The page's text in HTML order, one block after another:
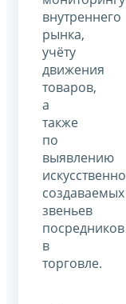
внутреннего
рынка,
учёту
движения
товаров,
а
также
по
выявлению
искусственно
создаваемых
звеньев
посредников
в
торговле.